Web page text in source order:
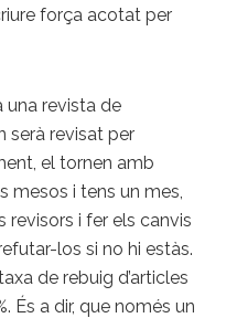
força acotat per
una revista de
serà revisat per
el tornen amb
mesos i tens un mes,
revisors i fer els canvis
los si no hi estàs.
de rebuig d’articles
És a dir, que només un